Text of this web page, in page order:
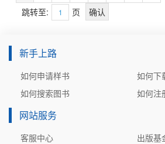
用、IS-LM模型及其应用、失业和通货膨胀
理论及其应用、经济周期理论及其应用、
六主要讲授宏观经济学的内容。本书适用于
专业的学生用书，也可以作为经济学爱好者
跳转至:
页
新手上路
如何申请样书
如何下
如何搜索图书
如何注
网站服务
客服中心 出版基